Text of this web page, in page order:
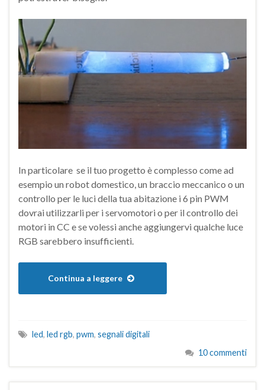
In particolare se il tuo progetto è complesso come ad
esempio un robot domestico, un braccio meccanico o un
controllo per le luci della tua abitazione i 6 pin PWM
dovrai utilizzarli per i servomotori o per il controllo dei
motori in CC e se volessi anche aggiungervi qualche luce
RGB sarebbero insufficienti.
Continua a leggere
led, led rgb, pwm, segnali digitali
10 commenti